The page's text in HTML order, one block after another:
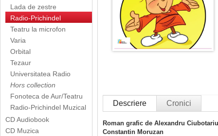
Lada de zestre
Radio-Prichindel
Teatru la microfon
Varia
Orbital
Tezaur
Universitatea Radio
Hors collection
Fonoteca de Aur/Teatru
Radio-Prichindel Muzical
CD Audiobook
CD Muzica
Descriere Cronici
Roman grafic de Alexandru
Constantin Moruzan